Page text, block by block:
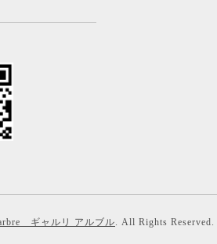
ギャルリ アルブル. All Rights Reserved.